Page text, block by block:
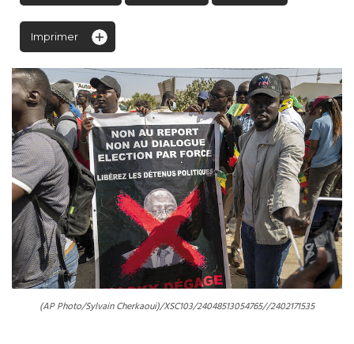
Imprimer
(AP Photo/Sylvain Cherkaoui)/XSC103/24048513054765//2402171535